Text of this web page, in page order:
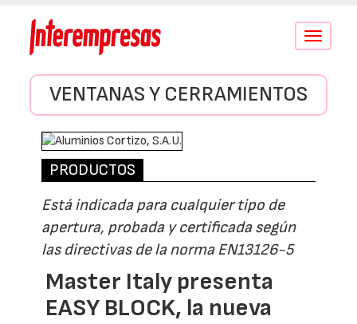
Conmutar
VENTANAS Y CERRAMIENTOS
PRODUCTOS
Está indicada para cualquier tipo de
apertura, probada y certificada según
las directivas de la norma EN13126-5
Master Italy presenta
EASY BLOCK, la nueva